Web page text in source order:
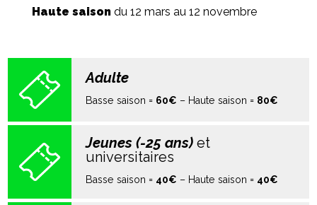
Haute saisondu 12 mars au 12 novembre
Adulte
Basse saison = 60€ – Haute saison = 80€
Jeunes (-25 ans) et
universitaires
Basse saison = 40€ – Haute saison = 40€